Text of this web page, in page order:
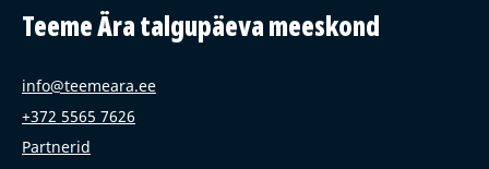
Teeme Ära talgupäeva meeskond
info@teemeara.ee
+372 5565 7626
Partnerid